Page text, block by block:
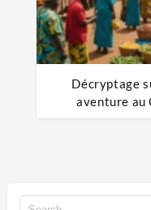
Décryptage
aventure au